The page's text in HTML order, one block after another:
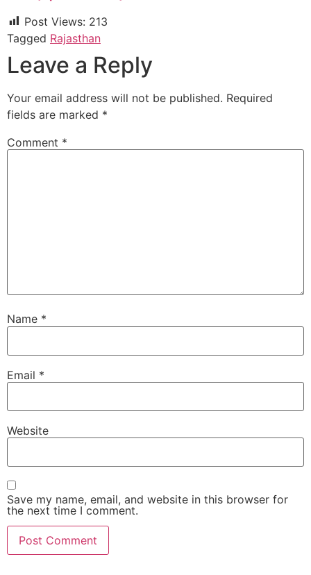
Post Views: 213
Tagged Rajasthan
Leave a Reply
Your email address will not be published. Required
fields are marked *
Comment *
Name *
Email *
Website
Save my name, email, and website in this browser for
the next time I comment.